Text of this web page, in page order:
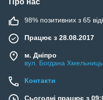
98% позитивних з 65
Працює з 28.08.2017
м. Дніпро
вул. Богдана
Контакти
Сьогодні працює з